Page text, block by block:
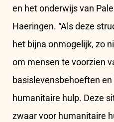
en het onderwijs van
Haeringen. “Als deze
het bijna onmogelijk, zo
om mensen te voorzien
basislevensbehoeften
humanitaire hulp. Deze
zwaar voor humanitaire